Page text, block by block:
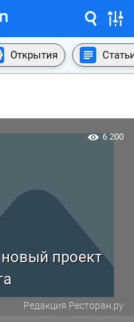
Открытия
новый проект
Редакция Ресторан.ру
6 200